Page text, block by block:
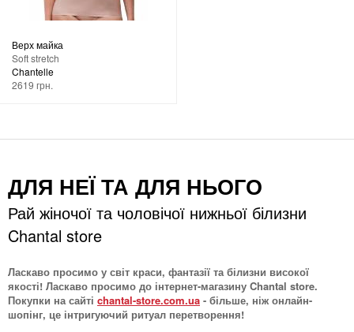
Верх майка
Soft stretch
Chantelle
2619 грн.
ДЛЯ НЕЇ ТА ДЛЯ НЬОГО
Рай жіночої та чоловічої нижньої білизни
Chantal store
Ласкаво просимо у світ краси, фантазії та білизни високої
якості! Ласкаво просимо до інтернет-магазину Chantal store.
Покупки на сайті chantal-store.com.ua - більше, ніж онлайн-
шопінг, це інтригуючий ритуал перетворення!